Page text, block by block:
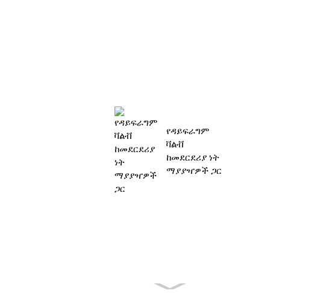
የዳይፍራግም
ቫልቭ
ከመደርደሪያ ነት
ማያያዣዎች ጋር